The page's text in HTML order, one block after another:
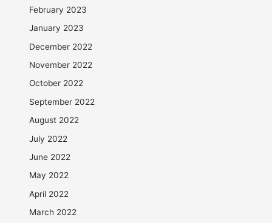
February 2023
January 2023
December 2022
November 2022
October 2022
September 2022
August 2022
July 2022
June 2022
May 2022
April 2022
March 2022